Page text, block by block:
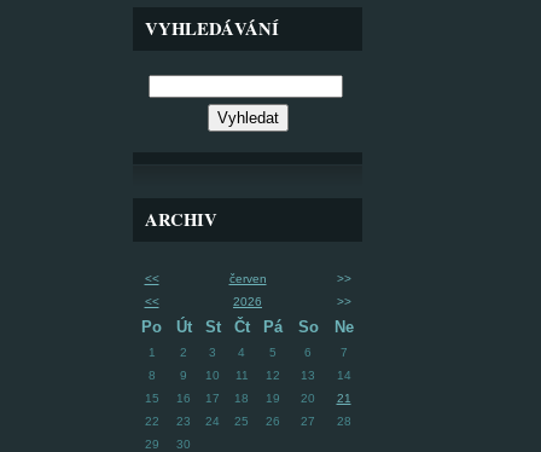
VYHLEDÁVÁNÍ
ARCHIV
<< červen
>>
<<
2026 >>
Po Út St Čt Pá So Ne
1 2 3 4 5 6
7
8
9 10 11 12 13
14
15
16 17 18 19 20
21
22
23 24 25 26 27
28
29
30